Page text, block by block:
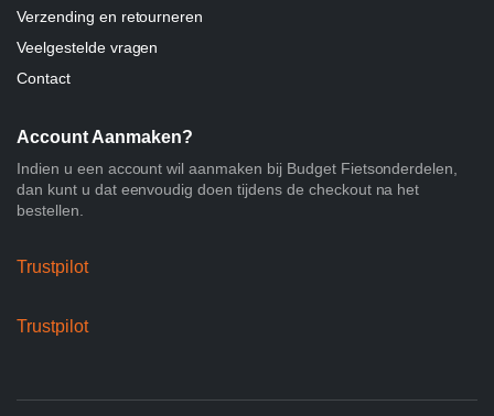
Verzending en retourneren
Veelgestelde vragen
Contact
Account Aanmaken?
Indien u een account wil aanmaken bij Budget Fietsonderdelen,
dan kunt u dat eenvoudig doen tijdens de checkout na het
bestellen.
Trustpilot
Trustpilot